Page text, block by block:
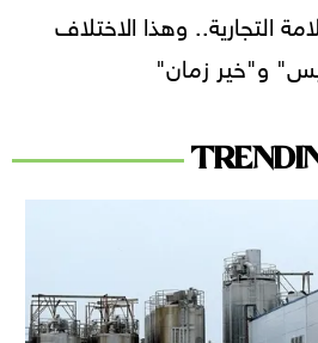
التجارية.. وهذا الاختلاف
و"خير زمان"